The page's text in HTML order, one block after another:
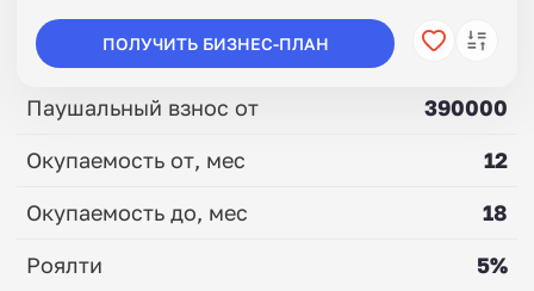
ПОЛУЧИТЬ БИЗНЕС-ПЛАН
Паушальный взнос от
390000
Окупаемость от, мес
12
Окупаемость до, мес
18
Роялти
5%